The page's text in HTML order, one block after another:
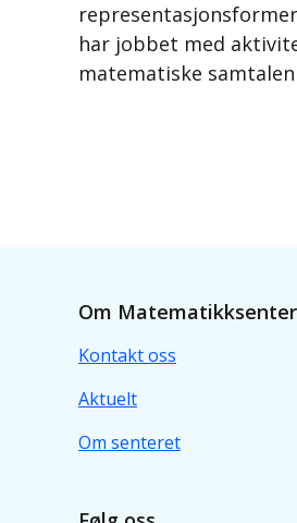
har jobbet med
matematiske
Om
Kontakt oss
Aktuelt
Om senteret